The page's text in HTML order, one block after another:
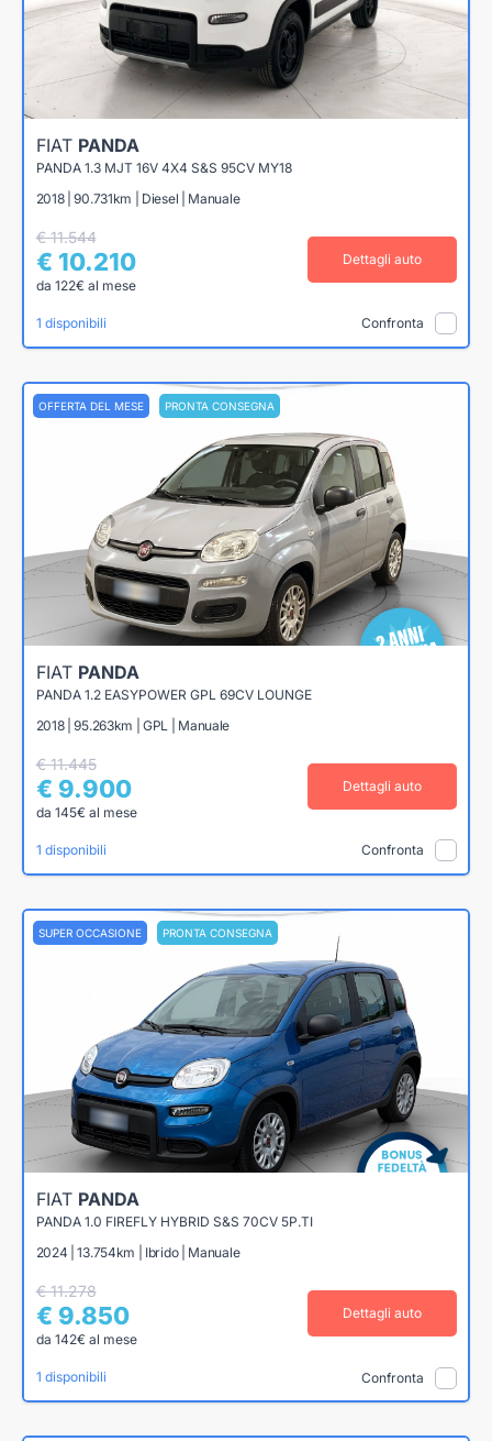
FIAT PANDA
PANDA 1.3 MJT 16V 4X4 S&S 95CV MY18
2018 | 90.731km | Diesel | Manuale
€ 11.544
€ 10.210
da 122€ al mese
Dettagli auto
1 disponibili Confronta
OFFERTA DEL MESE PRONTA CONSEGNA
FIAT PANDA
PANDA 1.2 EASYPOWER GPL 69CV LOUNGE
2018 | 95.263km | GPL | Manuale
€ 11.445
€ 9.900
da 145€ al mese
Dettagli auto
1 disponibili Confronta
SUPER OCCASIONE PRONTA CONSEGNA
FIAT PANDA
PANDA 1.0 FIREFLY HYBRID S&S 70CV 5P.TI
2024 | 13.754km | Ibrido | Manuale
€ 11.278
€ 9.850
da 142€ al mese
Dettagli auto
1 disponibili Confronta